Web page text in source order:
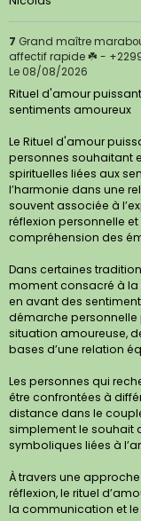
7 Grand maître
affectif rapide ☘️ -
Le 08/08/2026
Rituel d'amour
sentiments amoureux
Le Rituel d'amour
personnes souhaitant
spirituelles liées aux
l’harmonie dans une
souvent associée à
réflexion personnelle
compréhension des
Dans certaines
moment consacré à
en avant des
démarche personnelle
situation amoureuse,
bases d’une relation
Les personnes qui
être confrontées à
distance dans le
simplement le souhait
symboliques liées à
À travers une
réflexion, le rituel
la communication et